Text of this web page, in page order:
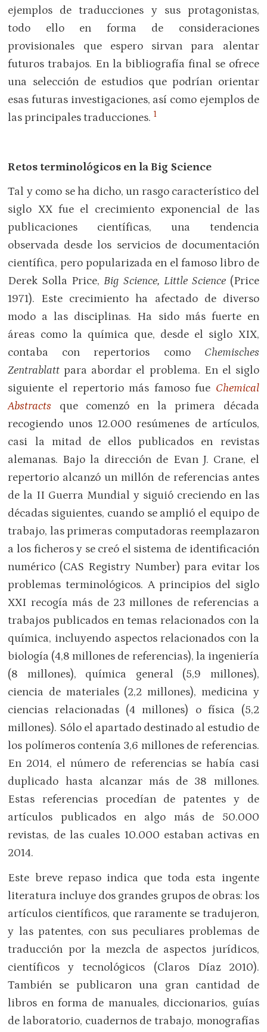
ejemplos de traducciones y sus protagonistas,
todo ello en forma de consideraciones
provisionales que espero sirvan para alentar
futuros trabajos. En la bibliografía final se ofrece
una selección de estudios que podrían orientar
esas futuras investigaciones, así como ejemplos de
las principales traducciones. 1
Retos terminológicos en la Big Science
Tal y como se ha dicho, un rasgo característico del
siglo XX fue el crecimiento exponencial de las
publicaciones científicas, una tendencia
observada desde los servicios de documentación
científica, pero popularizada en el famoso libro de
Derek Solla Price,Big Science, Little Science(Price
1971). Este crecimiento ha afectado de diverso
modo a las disciplinas. Ha sido más fuerte en
áreas como la química que, desde el siglo XIX,
contaba con repertorios como Chemisches
Zentrablatt para abordar el problema. En el siglo
siguiente el repertorio más famoso fue Chemical
Abstracts que comenzó en la primera década
recogiendo unos 12.000 resúmenes de artículos,
casi la mitad de ellos publicados en revistas
alemanas. Bajo la dirección de Evan J. Crane, el
repertorio alcanzó un millón de referencias antes
de la II Guerra Mundial y siguió creciendo en las
décadas siguientes, cuando se amplió el equipo de
trabajo, las primeras computadoras reemplazaron
a los ficheros y se creó el sistema de identificación
numérico (CAS Registry Number) para evitar los
problemas terminológicos. A principios del siglo
XXI recogía más de 23 millones de referencias a
trabajos publicados en temas relacionados con la
química, incluyendo aspectos relacionados con la
biología (4,8 millones de referencias), la ingeniería
(8 millones), química general (5,9 millones),
ciencia de materiales (2,2 millones), medicina y
ciencias relacionadas (4 millones) o física (5,2
millones). Sólo el apartado destinado al estudio de
los polímeros contenía 3,6 millones de referencias.
En 2014, el número de referencias se había casi
duplicado hasta alcanzar más de 38 millones.
Estas referencias procedían de patentes y de
artículos publicados en algo más de 50.000
revistas, de las cuales 10.000 estaban activas en
2014.
Este breve repaso indica que toda esta ingente
literatura incluye dos grandes grupos de obras: los
artículos científicos, que raramente se tradujeron,
y las patentes, con sus peculiares problemas de
traducción por la mezcla de aspectos jurídicos,
científicos y tecnológicos (Claros Díaz 2010).
También se publicaron una gran cantidad de
libros en forma de manuales, diccionarios, guías
de laboratorio, cuadernos de trabajo, monografías